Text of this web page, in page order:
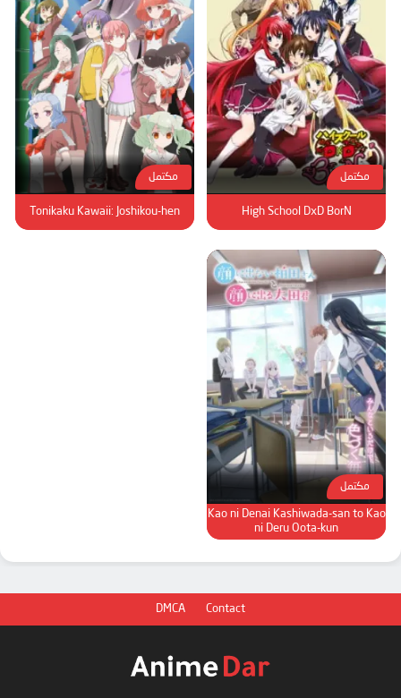
مكتمل
High School DxD BorN
مكتمل
Tonikaku Kawaii: Joshikou-hen
مكتمل
Kao ni Denai Kashiwada-san to Kao
ni Deru Oota-kun
DMCA Contact